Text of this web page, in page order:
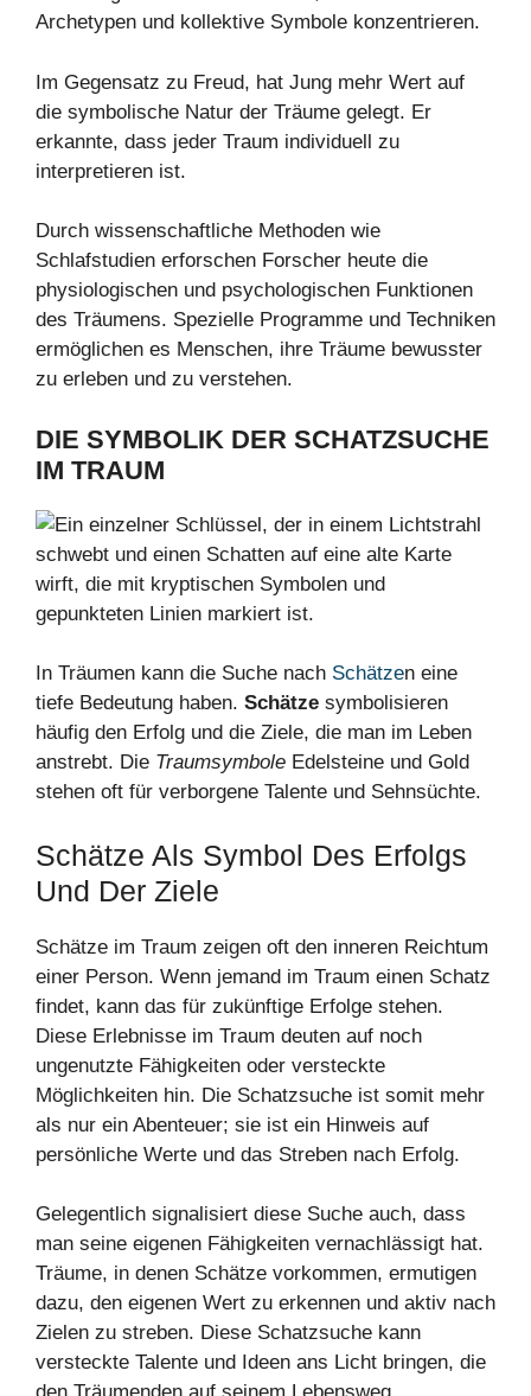
Archetypen und kollektive Symbole konzentrieren.
Im Gegensatz zu Freud, hat Jung mehr Wert auf
die symbolische Natur der Träume gelegt. Er
erkannte, dass jeder Traum individuell zu
interpretieren ist.
Durch wissenschaftliche Methoden wie
Schlafstudien erforschen Forscher heute die
physiologischen und psychologischen Funktionen
des Träumens. Spezielle Programme und Techniken
ermöglichen es Menschen, ihre Träume bewusster
zu erleben und zu verstehen.
DIE SYMBOLIK DER SCHATZSUCHE
IM TRAUM
In Träumen kann die Suche nach Schätzen eine
tiefe Bedeutung haben. Schätze symbolisieren
häufig den Erfolg und die Ziele, die man im Leben
anstrebt. Die Traumsymbole Edelsteine und Gold
stehen oft für verborgene Talente und Sehnsüchte.
Schätze Als Symbol Des Erfolgs
Und Der Ziele
Schätze im Traum zeigen oft den inneren Reichtum
einer Person. Wenn jemand im Traum einen Schatz
findet, kann das für zukünftige Erfolge stehen.
Diese Erlebnisse im Traum deuten auf noch
ungenutzte Fähigkeiten oder versteckte
Möglichkeiten hin. Die Schatzsuche ist somit mehr
als nur ein Abenteuer; sie ist ein Hinweis auf
persönliche Werte und das Streben nach Erfolg.
Gelegentlich signalisiert diese Suche auch, dass
man seine eigenen Fähigkeiten vernachlässigt hat.
Träume, in denen Schätze vorkommen, ermutigen
dazu, den eigenen Wert zu erkennen und aktiv nach
Zielen zu streben. Diese Schatzsuche kann
versteckte Talente und Ideen ans Licht bringen, die